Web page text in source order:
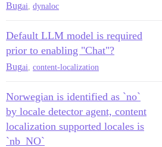
Bugai dynaloc
Default LLM model is required
prior to enabling "Chat"?
Bugai content-localization
Norwegian is identified as `no`
by locale detector agent, content
localization supported locales is
`nb_NO`